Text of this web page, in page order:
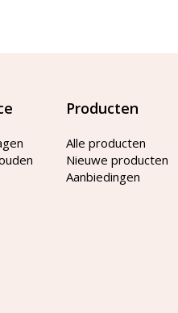
Producten
Alle producten
Nieuwe producten
Aanbiedingen